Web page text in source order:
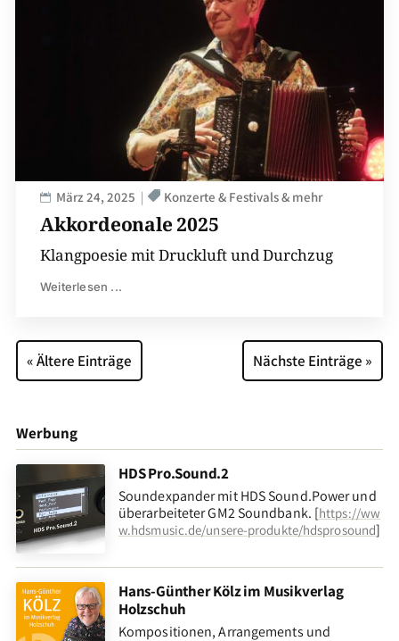
Akkordeonale 2025
März 24, 2025 Konzerte & Festivals & mehr
Klangpoesie mit Druckluft und Durchzug
Weiterlesen ...
« Ältere Einträge Nächste Einträge »
Werbung
HDS Pro.Sound.2
Soundexpander mit HDS Sound.Power und
überarbeiteter GM2 Soundbank. [https://ww
w.hdsmusic.de/unsere-produkte/hdsprosound]
Hans-Günther Kölz im Musikverlag
Holzschuh
Kompositionen, Arrangements und